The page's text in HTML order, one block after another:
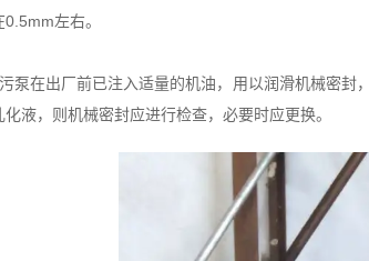
左右。
在出厂前已注入适量的机油，用以润滑机械密封，
液，则机械密封应进行检查，必要时应更换。